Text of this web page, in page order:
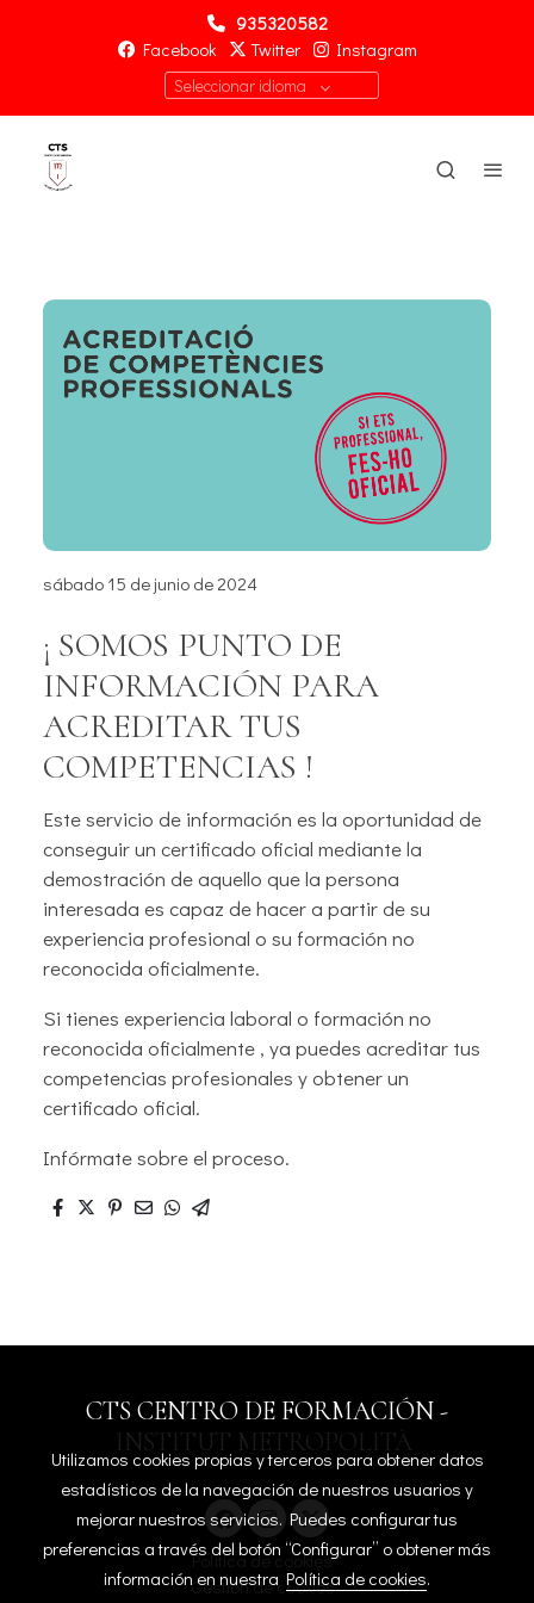
935320582
Facebook
Twitter Instagram
Seleccionar idioma
sábado 15 de junio de 2024
¡ SOMOS PUNTO DE
INFORMACIÓN PARA
ACREDITAR TUS
COMPETENCIAS !
Este servicio de información es la oportunidad de
conseguir un certificado oficial mediante la
demostración de aquello que la persona
interesada es capaz de hacer a partir de su
experiencia profesional o su formación no
reconocida oficialmente.
Si tienes experiencia laboral o formación no
reconocida oficialmente , ya puedes acreditar tus
competencias profesionales y obtener un
certificado oficial.
Infórmate sobre el proceso.
CTS CENTRO DE FORMACIÓN -
INSTITUT METROPOLITÀ
Política de cookies
Gestión de cookies
Utilizamos cookies propias y terceros para obtener datos
estadísticos de la navegación de nuestros usuarios y
mejorar nuestros servicios. Puedes configurar tus
preferencias a través del botón “Configurar” o obtener más
información en nuestra Política de cookies.